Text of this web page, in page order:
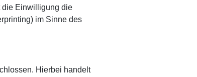
die Einwilligung die
im Sinne des
Hierbei handelt